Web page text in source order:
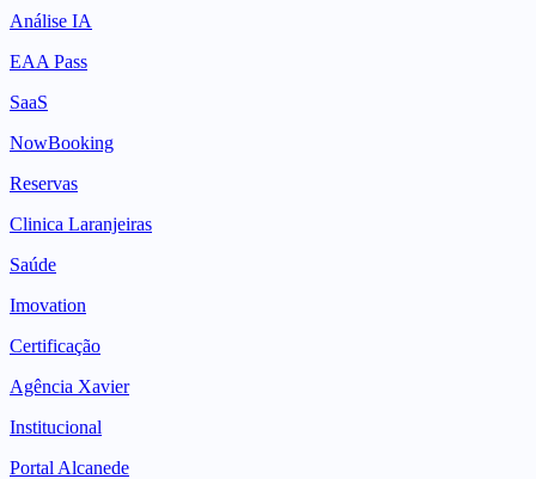
Análise IA
EAA Pass
SaaS
NowBooking
Reservas
Clinica Laranjeiras
Saúde
Imovation
Certificação
Agência Xavier
Institucional
Portal Alcanede